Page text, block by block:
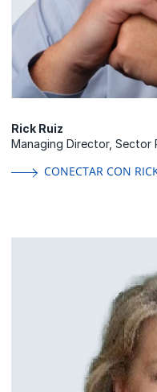
Rick Ruiz
Managing Director, Sector
CONECTAR CON